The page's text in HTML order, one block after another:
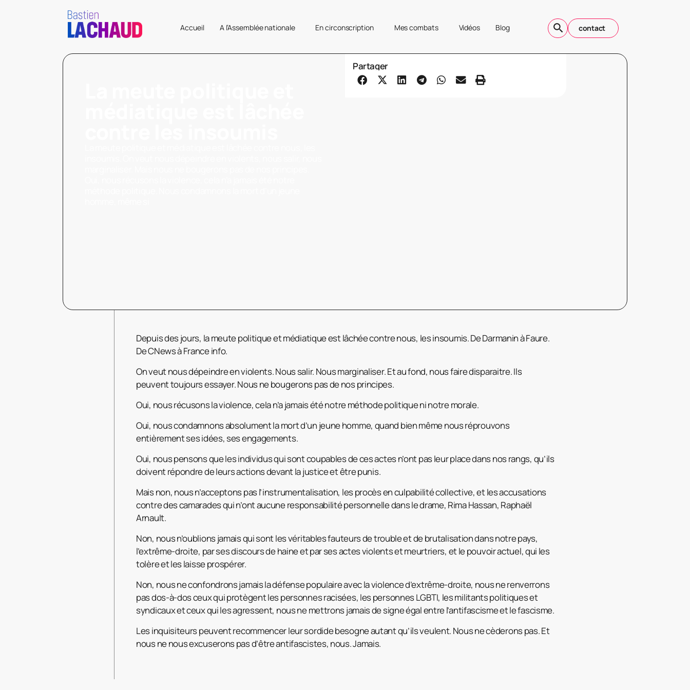
Accueil A l’Assemblée nationale En circonscription Mes combats Vidéos Blog contact
Partager
Depuis des jours, la meute politique et médiatique est lâchée contre nous, les insoumis. De Darmanin à Faure.
De CNews à France info.
On veut nous dépeindre en violents. Nous salir. Nous marginaliser. Et au fond, nous faire disparaitre. Ils
peuvent toujours essayer. Nous ne bougerons pas de nos principes.
Oui, nous récusons la violence, cela n’a jamais été notre méthode politique ni notre morale.
Oui, nous condamnons absolument la mort d’un jeune homme, quand bien même nous réprouvons
entièrement ses idées, ses engagements.
Oui, nous pensons que les individus qui sont coupables de ces actes n’ont pas leur place dans nos rangs, qu’ils
doivent répondre de leurs actions devant la justice et être punis.
Mais non, nous n’acceptons pas l’instrumentalisation, les procès en culpabilité collective, et les accusations
contre des camarades qui n’ont aucune responsabilité personnelle dans le drame, Rima Hassan, Raphaël
Arnault.
Non, nous n’oublions jamais qui sont les véritables fauteurs de trouble et de brutalisation dans notre pays,
l’extrême-droite, par ses discours de haine et par ses actes violents et meurtriers, et le pouvoir actuel, qui les
tolère et les laisse prospérer.
Non, nous ne confondrons jamais la défense populaire avec la violence d’extrême-droite, nous ne renverrons
pas dos-à-dos ceux qui protègent les personnes racisées, les personnes LGBTI, les militants politiques et
syndicaux et ceux qui les agressent, nous ne mettrons jamais de signe égal entre l’antifascisme et le fascisme.
Les inquisiteurs peuvent recommencer leur sordide besogne autant qu’ils veulent. Nous ne cèderons pas. Et
nous ne nous excuserons pas d’être antifascistes, nous. Jamais.